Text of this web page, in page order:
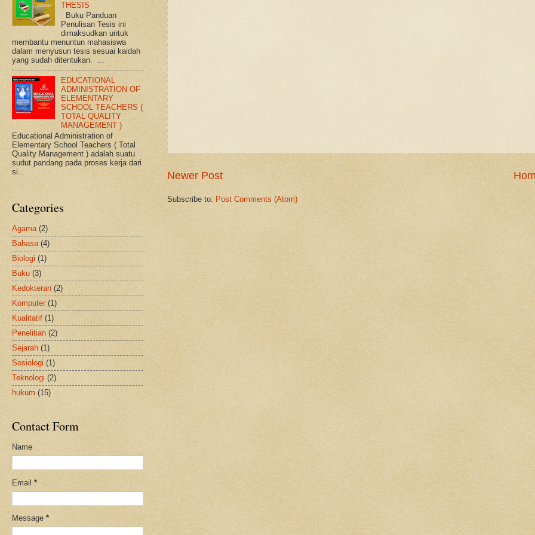
Newer Post
Subscribe to: Post Comments (Atom)
THESIS
Buku Panduan
Penulisan Tesis ini
dimaksudkan untuk
membantu menuntun mahasiswa
dalam menyusun tesis sesuai kaidah
yang sudah ditentukan. ...
EDUCATIONAL
ADMINISTRATION OF
ELEMENTARY
SCHOOL TEACHERS (
TOTAL QUALITY
MANAGEMENT )
Educational Administration of
Elementary School Teachers ( Total
Quality Management ) adalah suatu
sudut pandang pada proses kerja dari
si...
Categories
Agama (2)
Bahasa (4)
Biologi (1)
Buku (3)
Kedokteran (2)
Komputer (1)
Kualitatif (1)
Penelitian (2)
Sejarah (1)
Sosiologi (1)
Teknologi (2)
hukum (15)
Contact Form
Name
Email *
Message *